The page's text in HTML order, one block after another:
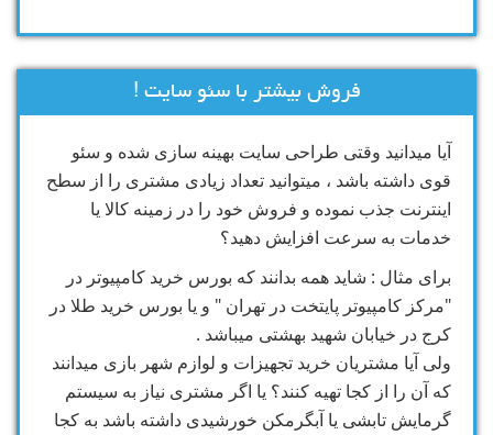
فروش بیشتر با سئو سایت !
آیا میدانید وقتی طراحی سایت بهینه سازی شده و سئو
قوی داشته باشد ، میتوانید تعداد زیادی مشتری را از سطح
اینترنت جذب نموده و فروش خود را در زمینه کالا یا
خدمات به سرعت افزایش دهید؟
برای مثال : شاید همه بدانند که بورس خرید کامپیوتر در
"مرکز کامپیوتر پایتخت در تهران " و یا بورس خرید طلا در
کرج در خیابان شهید بهشتی میباشد .
ولی آیا مشتریان خرید تجهیزات و لوازم شهر بازی میدانند
که آن را از کجا تهیه کنند؟ یا اگر مشتری نیاز به سیستم
گرمایش تابشی یا آبگرمکن خورشیدی داشته باشد به کجا